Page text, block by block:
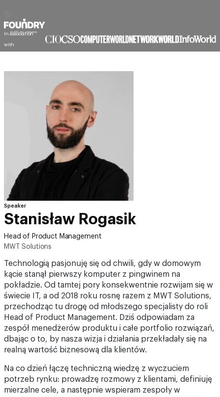
In association
with
Speaker
Stanisław Rogasik
Head of Product Management
MWT Solutions
Technologią pasjonuję się od chwili, gdy w domowym
kącie stanął pierwszy komputer z pingwinem na
pokładzie. Od tamtej pory konsekwentnie rozwijam się w
świecie IT, a od 2018 roku rosnę razem z MWT Solutions,
przechodząc tu drogę od młodszego specjalisty do roli
Head of Product Management. Dziś odpowiadam za
zespół menedżerów produktu i całe portfolio rozwiązań,
dbając o to, by nasza wizja i działania przekładały się na
realną wartość biznesową dla klientów.
Na co dzień łączę techniczną wiedzę z wyczuciem
potrzeb rynku: prowadzę rozmowy z klientami, definiuję
mierzalne cele, a następnie wspieram zespoły w